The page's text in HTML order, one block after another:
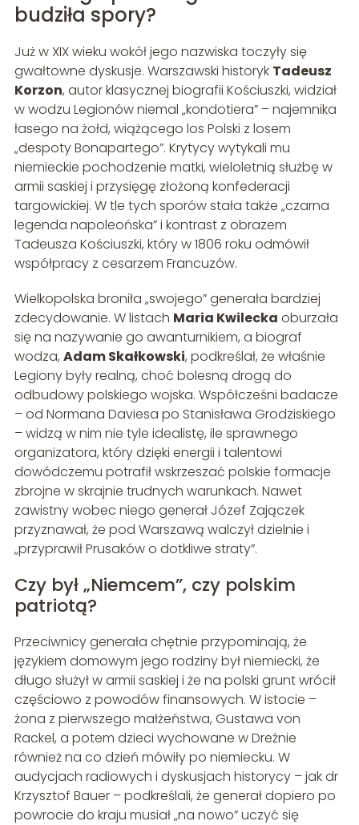
budziła spory?
Już w XIX wieku wokół jego nazwiska toczyły się
gwałtowne dyskusje. Warszawski historyk Tadeusz
Korzon, autor klasycznej biografii Kościuszki, widział
w wodzu Legionów niemal „kondotiera” – najemnika
łasego na żołd, wiążącego los Polski z losem
„despoty Bonapartego”. Krytycy wytykali mu
niemieckie pochodzenie matki, wieloletnią służbę w
armii saskiej i przysięgę złożoną konfederacji
targowickiej. W tle tych sporów stała także „czarna
legenda napoleońska” i kontrast z obrazem
Tadeusza Kościuszki, który w 1806 roku odmówił
współpracy z cesarzem Francuzów.
Wielkopolska broniła „swojego” generała bardziej
zdecydowanie. W listach Maria Kwilecka oburzała
się na nazywanie go awanturnikiem, a biograf
wodza, Adam Skałkowski, podkreślał, że właśnie
Legiony były realną, choć bolesną drogą do
odbudowy polskiego wojska. Współcześni badacze
– od Normana Daviesa po Stanisława Grodziskiego
– widzą w nim nie tyle idealistę, ile sprawnego
organizatora, który dzięki energii i talentowi
dowódczemu potrafił wskrzeszać polskie formacje
zbrojne w skrajnie trudnych warunkach. Nawet
zawistny wobec niego generał Józef Zajączek
przyznawał, że pod Warszawą walczył dzielnie i
„przyprawił Prusaków o dotkliwe straty”.
Czy był „Niemcem”, czy polskim
patriotą?
Przeciwnicy generała chętnie przypominają, że
językiem domowym jego rodziny był niemiecki, że
długo służył w armii saskiej i że na polski grunt wrócił
częściowo z powodów finansowych. W istocie –
żona z pierwszego małżeństwa, Gustawa von
Rackel, a potem dzieci wychowane w Dreźnie
również na co dzień mówiły po niemiecku. W
audycjach radiowych i dyskusjach historycy – jak dr
Krzysztof Bauer – podkreślali, że generał dopiero po
powrocie do kraju musiał „na nowo” uczyć się